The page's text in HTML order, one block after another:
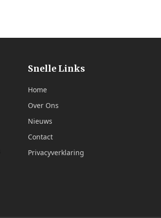
Snelle Links
Home
Over Ons
Nieuws
Contact
Privacyverklaring